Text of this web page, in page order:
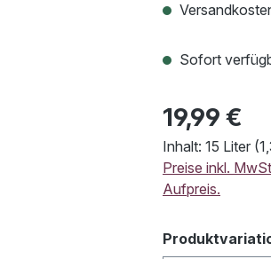
Sofort
19,99 €
Inhalt: 15 Liter
Preise inkl.
Aufpreis.